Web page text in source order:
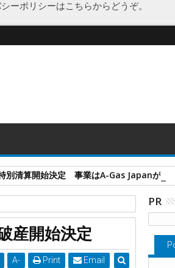
ーポリシーはこちらからどうぞ。
別清算開始決定 事業はA-Gas Japanが承継
産開始決定
A- Print Email
PR